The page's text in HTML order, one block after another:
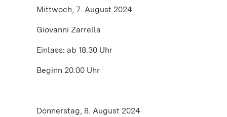
Mittwoch, 7. August 2024
Giovanni Zarrella
Einlass: ab 18.30 Uhr
Beginn 20.00 Uhr
Donnerstag, 8. August 2024